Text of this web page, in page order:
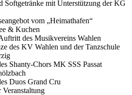
Softgetränke mit Unterstützung der KG
vom „Heimathafen“
& Kuchen
des Musikvereins Wahlen
des KV Wahlen und der Tanzschule
Shanty-Chors MK SSS Passat
Duos Grand Cru